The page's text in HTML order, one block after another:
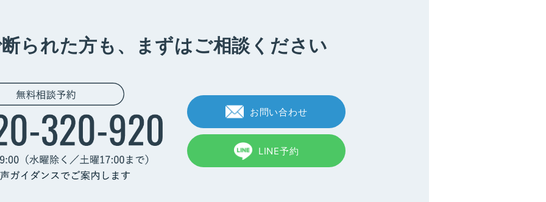
られた方も、 まずはご相談ください
お問い合わせ
LINE予約